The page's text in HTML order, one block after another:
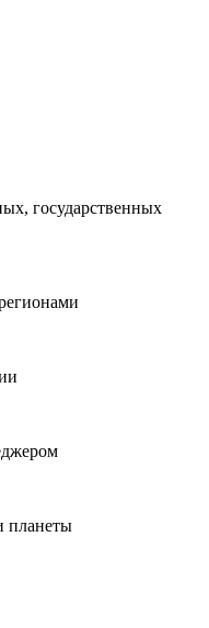
государственных
планеты